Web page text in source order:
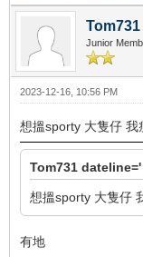
Tom731
Junior
2023-12-16, 10:56 PM
想搵sporty 大隻仔 我
Tom731
想搵sporty 大隻仔
有地